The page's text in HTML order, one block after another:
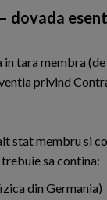
dovada
tara membra
privind
stat membru si
sa contina:
din Germania)